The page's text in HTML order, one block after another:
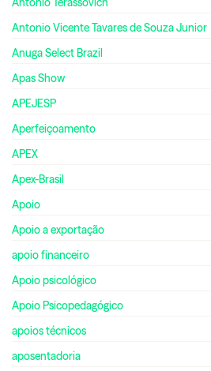
Antonio Vicente Tavares de Souza Junior
Anuga Select Brazil
Apas Show
APEJESP
Aperfeiçoamento
APEX
Apex-Brasil
Apoio
Apoio a exportação
apoio financeiro
Apoio psicológico
Apoio Psicopedagógico
apoios técnicos
aposentadoria